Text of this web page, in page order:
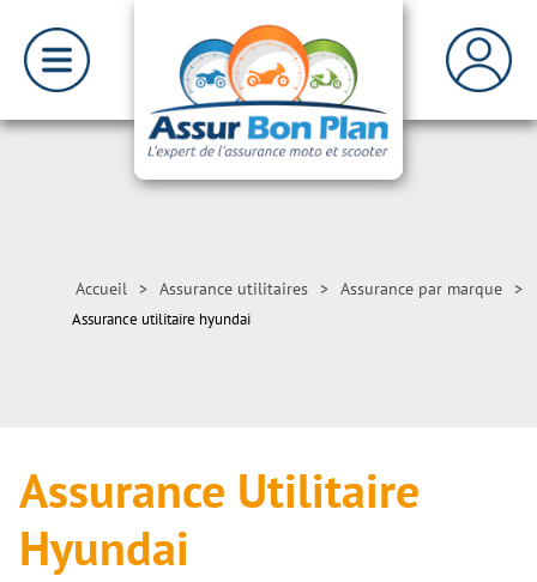
Accueil > Assurance utilitaires > Assurance par marque >
Assurance utilitaire hyundai
Assurance Utilitaire
Hyundai